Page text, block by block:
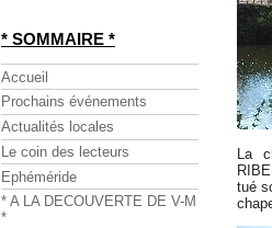
La
tué
* SOMMAIRE *
Accueil
Prochains événements
Actualités locales
Le coin des lecteurs
Ephéméride
* A LA DECOUVERTE DE V-M
*